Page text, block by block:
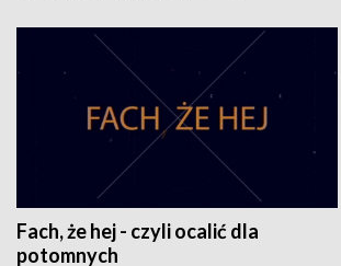
Fach, że hej - czyli ocalić dla
potomnych